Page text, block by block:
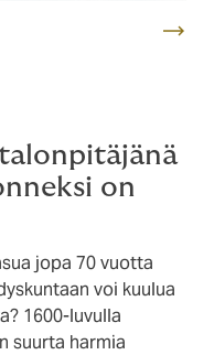
on
jopa 70 vuotta
voi kuulua
1600-luvulla
suurta harmia